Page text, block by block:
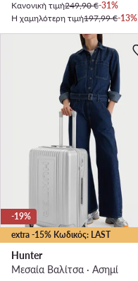
Κανονική τιμή249,90 €-31%
Η χαμηλότερη τιμή197,99 €-13%
extra -15% Κωδικός: LAST
-19%
Hunter
Μεσαία Βαλίτσα · Ασημί